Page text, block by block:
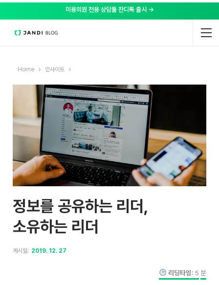
미용의원 전용 상담툴 잔디톡 출시 →
Home 인사이트
정보를 공유하는 리더,
소유하는 리더
게시일: 2019. 12. 27
리딩타임: 5 분